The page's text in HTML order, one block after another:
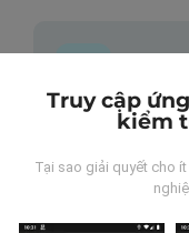
Những dữ
Dữ liệu được thu
Truy cập
kiểm
Tại sao giải quyết cho